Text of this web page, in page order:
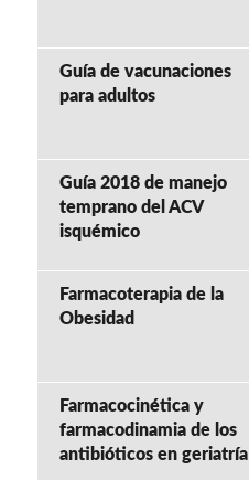
Guía de vacunaciones
para adultos
Guía 2018 de manejo
temprano del ACV
isquémico
Farmacoterapia de la
Obesidad
Farmacocinética y
farmacodinamia de los
antibióticos en geriatría